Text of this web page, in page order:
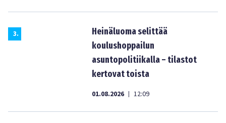
3.
Heinäluoma selittää
koulushoppailun
asuntopolitiikalla – tilastot
kertovat toista
01.08.2026 | 12:09